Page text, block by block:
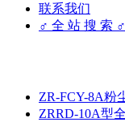
联系我们
♂ 全 站 搜 索 ♂
ZR-FCY-8A粉
ZRRD-10A型